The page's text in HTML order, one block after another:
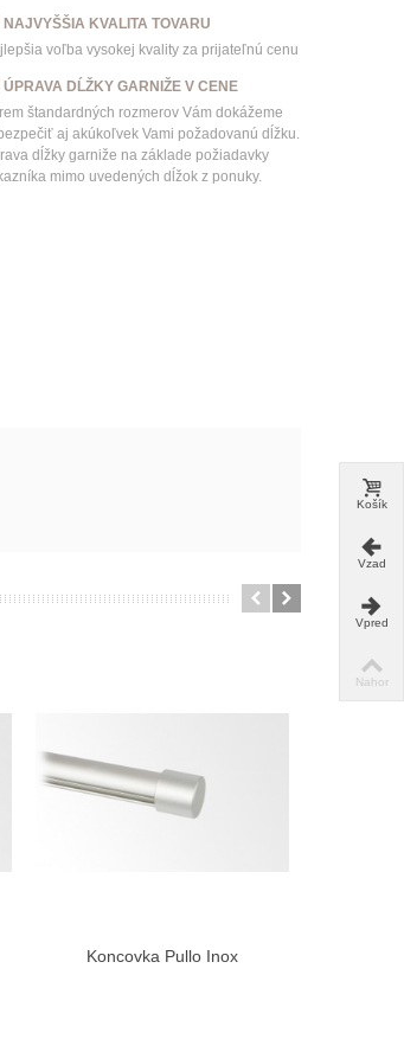
NAJVYŠŠIA KVALITA TOVARU
voľba vysokej kvality za prijateľnú cenu
ÚPRAVA DĹŽKY GARNIŽE V CENE
štandardných rozmerov Vám dokážeme
aj akúkoľvek Vami požadovanú dĺžku.
dĺžky garniže na základe požiadavky
mimo uvedených dĺžok z ponuky.
Zobraziť viac
Koncovka Pullo Inox
Košík
Vzad
Vpred
Nahor